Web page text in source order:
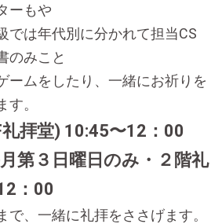
ーもや
は年代別に分かれて担当CS
のみこと
ムをしたり、一緒にお祈りを
す。
拝堂) 10:45〜12：00
第３日曜日のみ・２階礼
：00
で、一緒に礼拝をささげます。